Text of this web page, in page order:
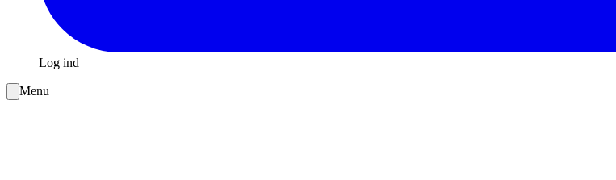
Log ind
Menu